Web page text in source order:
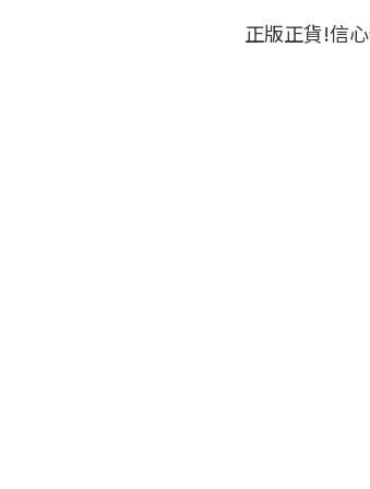
正版正貨!信